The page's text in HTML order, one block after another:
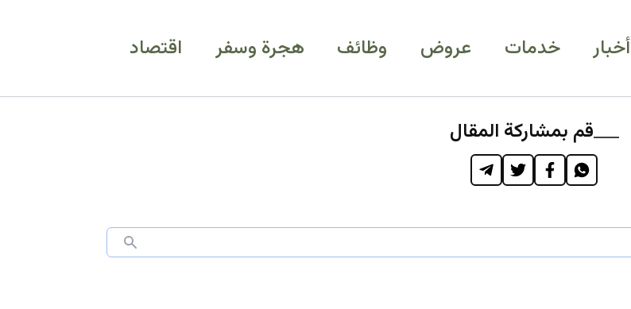
أخبار خدمات عروض وظائف هجرة وسفر اقتصاد
قم بمشاركة المقال